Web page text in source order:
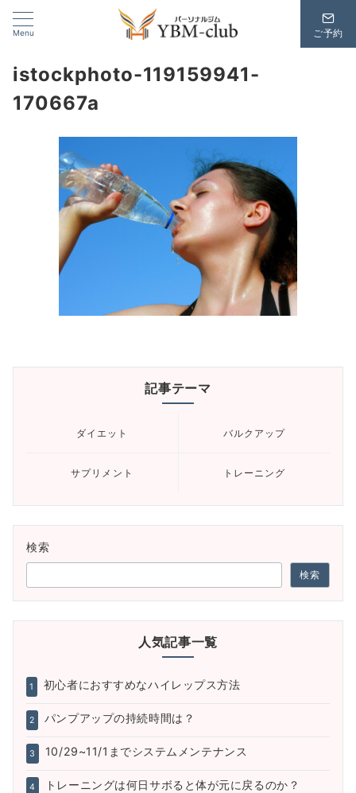
Menu ご予約
istockphoto-119159941-
170667a
記事テーマ
ダイエット バルクアップ
サプリメント トレーニング
検索
検索
人気記事一覧
1 初心者におすすめなハイレップス方法
2 パンプアップの持続時間は？
3 10/29~11/1までシステムメンテナンス
4 トレーニングは何日サボると体が元に戻るのか？